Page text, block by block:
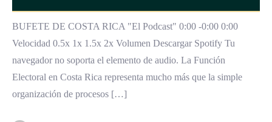
BUFETE DE COSTA RICA "El Podcast" 0:00 -0:00 0:00
Velocidad 0.5x 1x 1.5x 2x Volumen Descargar Spotify Tu
navegador no soporta el elemento de audio. La Función
Electoral en Costa Rica representa mucho más que la simple
organización de procesos […]